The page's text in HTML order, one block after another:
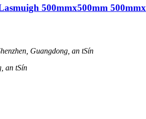
500mmx500mm
Guangdong, an tSín
an tSín